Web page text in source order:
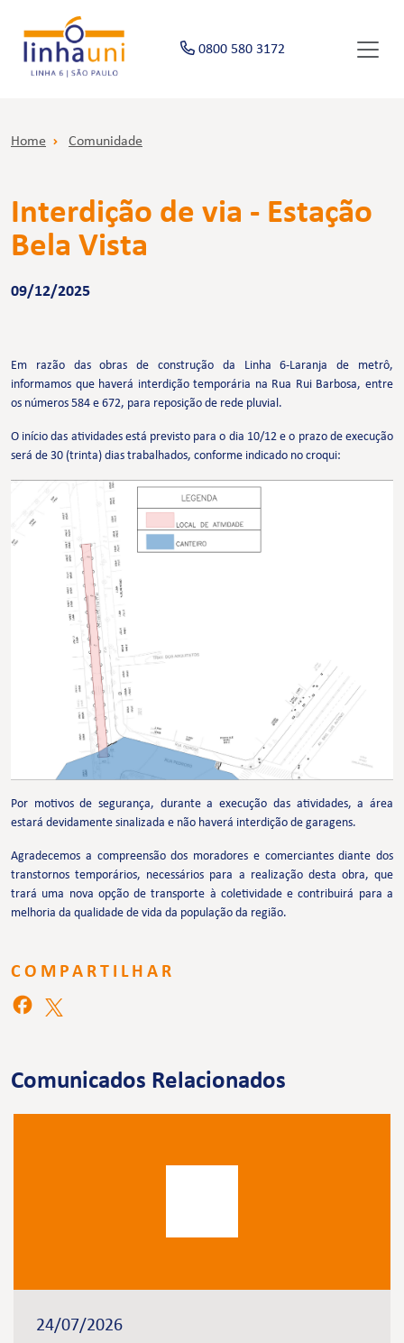
0800 580 3172
Home Comunidade
Interdição de via - Estação
Bela Vista
09/12/2025
Em razão das obras de construção da Linha 6-Laranja de metrô,
informamos que haverá interdição temporária na Rua Rui Barbosa, entre
os números 584 e 672, para reposição de rede pluvial.
O início das atividades está previsto para o dia 10/12 e o prazo de execução
será de 30 (trinta) dias trabalhados, conforme indicado no croqui:
Por motivos de segurança, durante a execução das atividades, a área
estará devidamente sinalizada e não haverá interdição de garagens.
Agradecemos a compreensão dos moradores e comerciantes diante dos
transtornos temporários, necessários para a realização desta obra, que
trará uma nova opção de transporte à coletividade e contribuirá para a
melhoria da qualidade de vida da população da região.
COMPARTILHAR
Comunicados Relacionados
24/07/2026